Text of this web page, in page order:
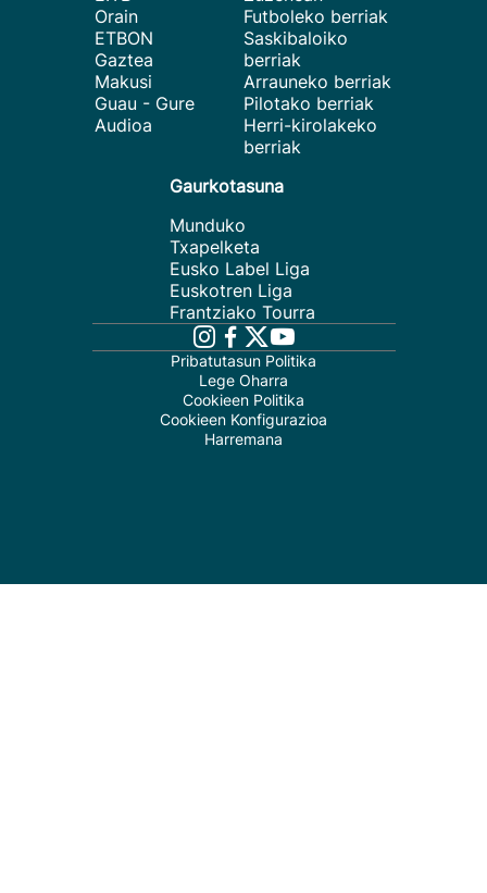
Orain
ETBON
Gaztea
Makusi
Guau - Gure
Audioa
Futboleko berriak
Saskibaloiko
berriak
Arrauneko berriak
Pilotako berriak
Herri-kirolakeko
berriak
Gaurkotasuna
Munduko
Txapelketa
Eusko Label Liga
Euskotren Liga
Frantziako Tourra
Pribatutasun Politika
Lege Oharra
Cookieen Politika
Cookieen Konfigurazioa
Harremana